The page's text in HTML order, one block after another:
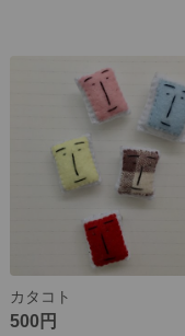
カタコト
500円